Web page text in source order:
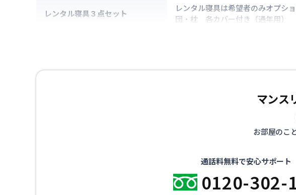
レンタル寝具３点セット
レンタル寝具は希望者のみオプシ
団・枕 各カバー付き（通年用）
マンス
お部屋のこ
通話料無料で安心サポート
0120-302-